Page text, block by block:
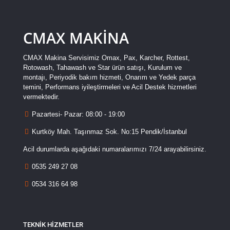
CMAX MAKİNA
CMAX Makina Servisimiz Omax, Pax, Karcher, Rottest,
Rotowash, Tahawash ve Star ürün satışı, Kurulum ve
montajı, Periyodik bakım hizmeti, Onarım ve Yedek parça
temini, Performans iyileştirmeleri ve Acil Destek hizmetleri
vermektedir.
Pazartesi- Pazar: 08:00 - 19:00
Kurtköy Mah. Taşınmaz Sok. No:15 Pendik/İstanbul
Acil durumlarda aşağıdaki numaralarımızı 7/24 arayabilirsiniz.
0535 249 27 08
0534 316 64 98
TEKNİK HİZMETLER